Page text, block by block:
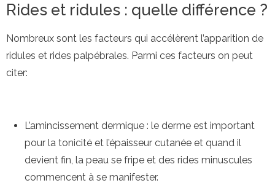
Rides et ridules : quelle différence ?
Nombreux sont les facteurs qui accélèrent l’apparition de
ridules et rides palpébrales. Parmi ces facteurs on peut
citer:
L’amincissement dermique : le derme est important
pour la tonicité et l’épaisseur cutanée et quand il
devient fin, la peau se fripe et des rides minuscules
commencent à se manifester.